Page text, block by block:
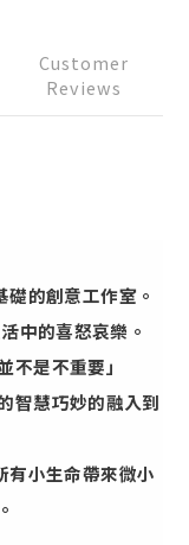
Customer
Reviews
的創意工作室。
中的喜怒哀樂。
不是不重要」
智慧巧妙的融入到
小生命帶來微小